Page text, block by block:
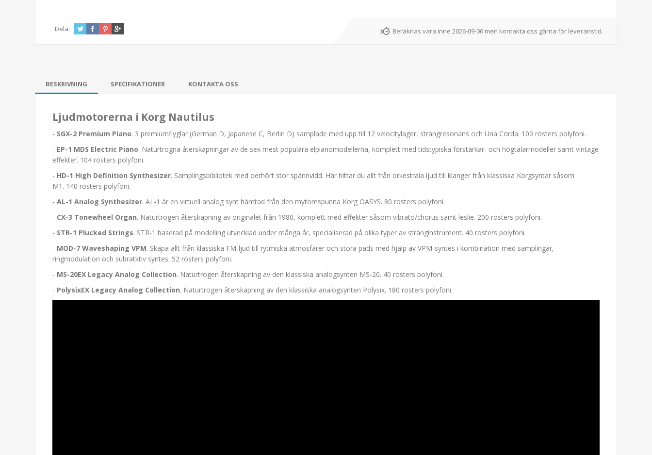
Dela: Beräknas vara inne 2026-09-06 men kontakta oss gärna för leveranstid.
BESKRIVNING SPECIFIKATIONER KONTAKTA OSS
Ljudmotorerna i Korg Nautilus
- SGX-2 Premium Piano. 3 premiumflyglar (German D, Japanese C, Berlin D) samplade med upp till 12 velocitylager, strängresonans och Una Corda. 100 rösters polyfoni.
- EP-1 MDS Electric Piano. Naturtrogna återskapningar av de sex mest populära elpianomodellerna, komplett med tidstypiska förstärkar- och högtalarmodeller samt vintage
effekter. 104 rösters polyfoni.
- HD-1 High Definition Synthesizer. Samplingsbibliotek med oerhört stor spännvidd. Här hittar du allt från orkestrala ljud till klanger från klassiska Korgsyntar såsom
M1. 140 rösters polyfoni.
- AL-1 Analog Synthesizer. AL-1 är en virtuell analog synt hämtad från den mytomspunna Korg OASYS. 80 rösters polyfoni.
- CX-3 Tonewheel Organ. Naturtrogen återskapning av originalet från 1980, komplett med effekter såsom vibrato/chorus samt leslie. 200 rösters polyfoni.
- STR-1 Plucked Strings. STR-1 baserad på modelling utvecklad under många år, specialiserad på olika typer av stränginstrument. 40 rösters polyfoni.
- MOD-7 Waveshaping VPM. Skapa allt från klassiska FM-ljud till rytmiska atmosfärer och stora pads med hjälp av VPM-syntes i kombination med samplingar,
ringmodulation och subratktiv syntes. 52 rösters polyfoni.
- MS-20EX Legacy Analog Collection. Naturtrogen återskapning av den klassiska analogsynten MS-20. 40 rösters polyfoni.
- PolysixEX Legacy Analog Collection. Naturtrogen återskapning av den klassiska analogsynten Polysix. 180 rösters polyfoni.